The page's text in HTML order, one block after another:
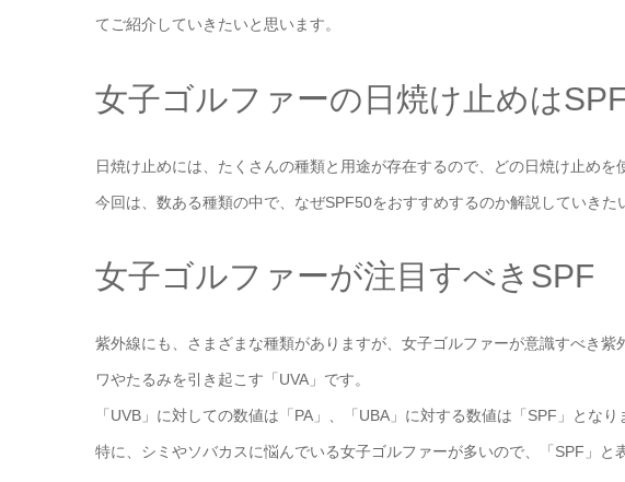
てご紹介していきたいと思います。
女子ゴルファーの日焼け止めは
日焼け止めには、たくさんの種類と用途が存在するので、どの日焼け止めを
今回は、数ある種類の中で、なぜSPF50をおすすめするのか解説していきた
女子ゴルファーが注目すべきSPF
紫外線にも、さまざまな種類がありますが、女子ゴルファーが意識すべき
ワやたるみを引き起こす「UVA」です。
「UVB」に対しての数値は「PA」、「UBA」に対する数値は「SPF」となり
特に、シミやソバカスに悩んでいる女子ゴルファーが多いので、「SPF」と